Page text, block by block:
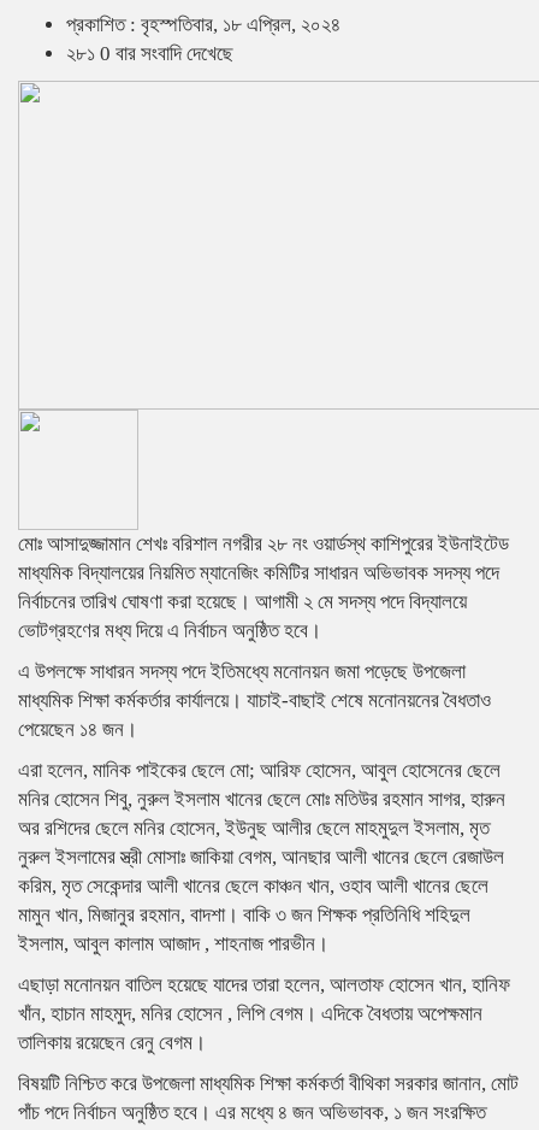
প্রকাশিত : বৃহস্পতিবার, ১৮ এপ্রিল, ২০২৪
২৮১ 0 বার সংবাদি দেখেছে
মোঃ আসাদুজ্জামান শেখঃ বরিশাল নগরীর ২৮ নং ওয়ার্ডস্থ কাশিপুরের ইউনাইটেড
মাধ্যমিক বিদ্যালয়ের নিয়মিত ম্যানেজিং কমিটির সাধারন অভিভাবক সদস্য পদে
নির্বাচনের তারিখ ঘোষণা করা হয়েছে। আগামী ২ মে সদস্য পদে বিদ্যালয়ে
ভোটগ্রহণের মধ্য দিয়ে এ নির্বাচন অনুষ্ঠিত হবে।
এ উপলক্ষে সাধারন সদস্য পদে ইতিমধ্যে মনোনয়ন জমা পড়েছে উপজেলা
মাধ্যমিক শিক্ষা কর্মকর্তার কার্যালয়ে। যাচাই-বাছাই শেষে মনোনয়নের বৈধতাও
পেয়েছেন ১৪ জন।
এরা হলেন, মানিক পাইকের ছেলে মো; আরিফ হোসেন, আবুল হোসেনের ছেলে
মনির হোসেন শিবু, নুরুল ইসলাম খানের ছেলে মোঃ মতিউর রহমান সাগর, হারুন
অর রশিদের ছেলে মনির হোসেন, ইউনুছ আলীর ছেলে মাহমুদুল ইসলাম, মৃত
নুরুল ইসলামের স্ত্রী মোসাঃ জাকিয়া বেগম, আনছার আলী খানের ছেলে রেজাউল
করিম, মৃত সেকেন্দার আলী খানের ছেলে কাঞ্চন খান, ওহাব আলী খানের ছেলে
মামুন খান, মিজানুর রহমান, বাদশা। বাকি ৩ জন শিক্ষক প্রতিনিধি শহিদুল
ইসলাম, আবুল কালাম আজাদ , শাহনাজ পারভীন।
এছাড়া মনোনয়ন বাতিল হয়েছে যাদের তারা হলেন, আলতাফ হোসেন খান, হানিফ
খাঁন, হাচান মাহমুদ, মনির হোসেন , লিপি বেগম। এদিকে বৈধতায় অপেক্ষমান
তালিকায় রয়েছেন রেনু বেগম।
বিষয়টি নিশ্চিত করে উপজেলা মাধ্যমিক শিক্ষা কর্মকর্তা বীথিকা সরকার জানান, মোট
পাঁচ পদে নির্বাচন অনুষ্ঠিত হবে। এর মধ্যে ৪ জন অভিভাবক, ১ জন সংরক্ষিত